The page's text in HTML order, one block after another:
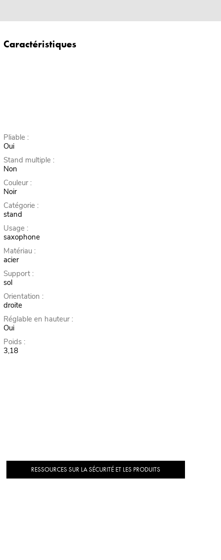
Caractéristiques
Pliable :
Oui
Stand multiple :
Non
Couleur :
Noir
Catégorie :
stand
Usage :
saxophone
Matériau :
acier
Support :
sol
Orientation :
droite
Réglable en hauteur :
Oui
Poids :
3,18
RESSOURCES SUR LA SÉCURITÉ ET LES PRODUITS